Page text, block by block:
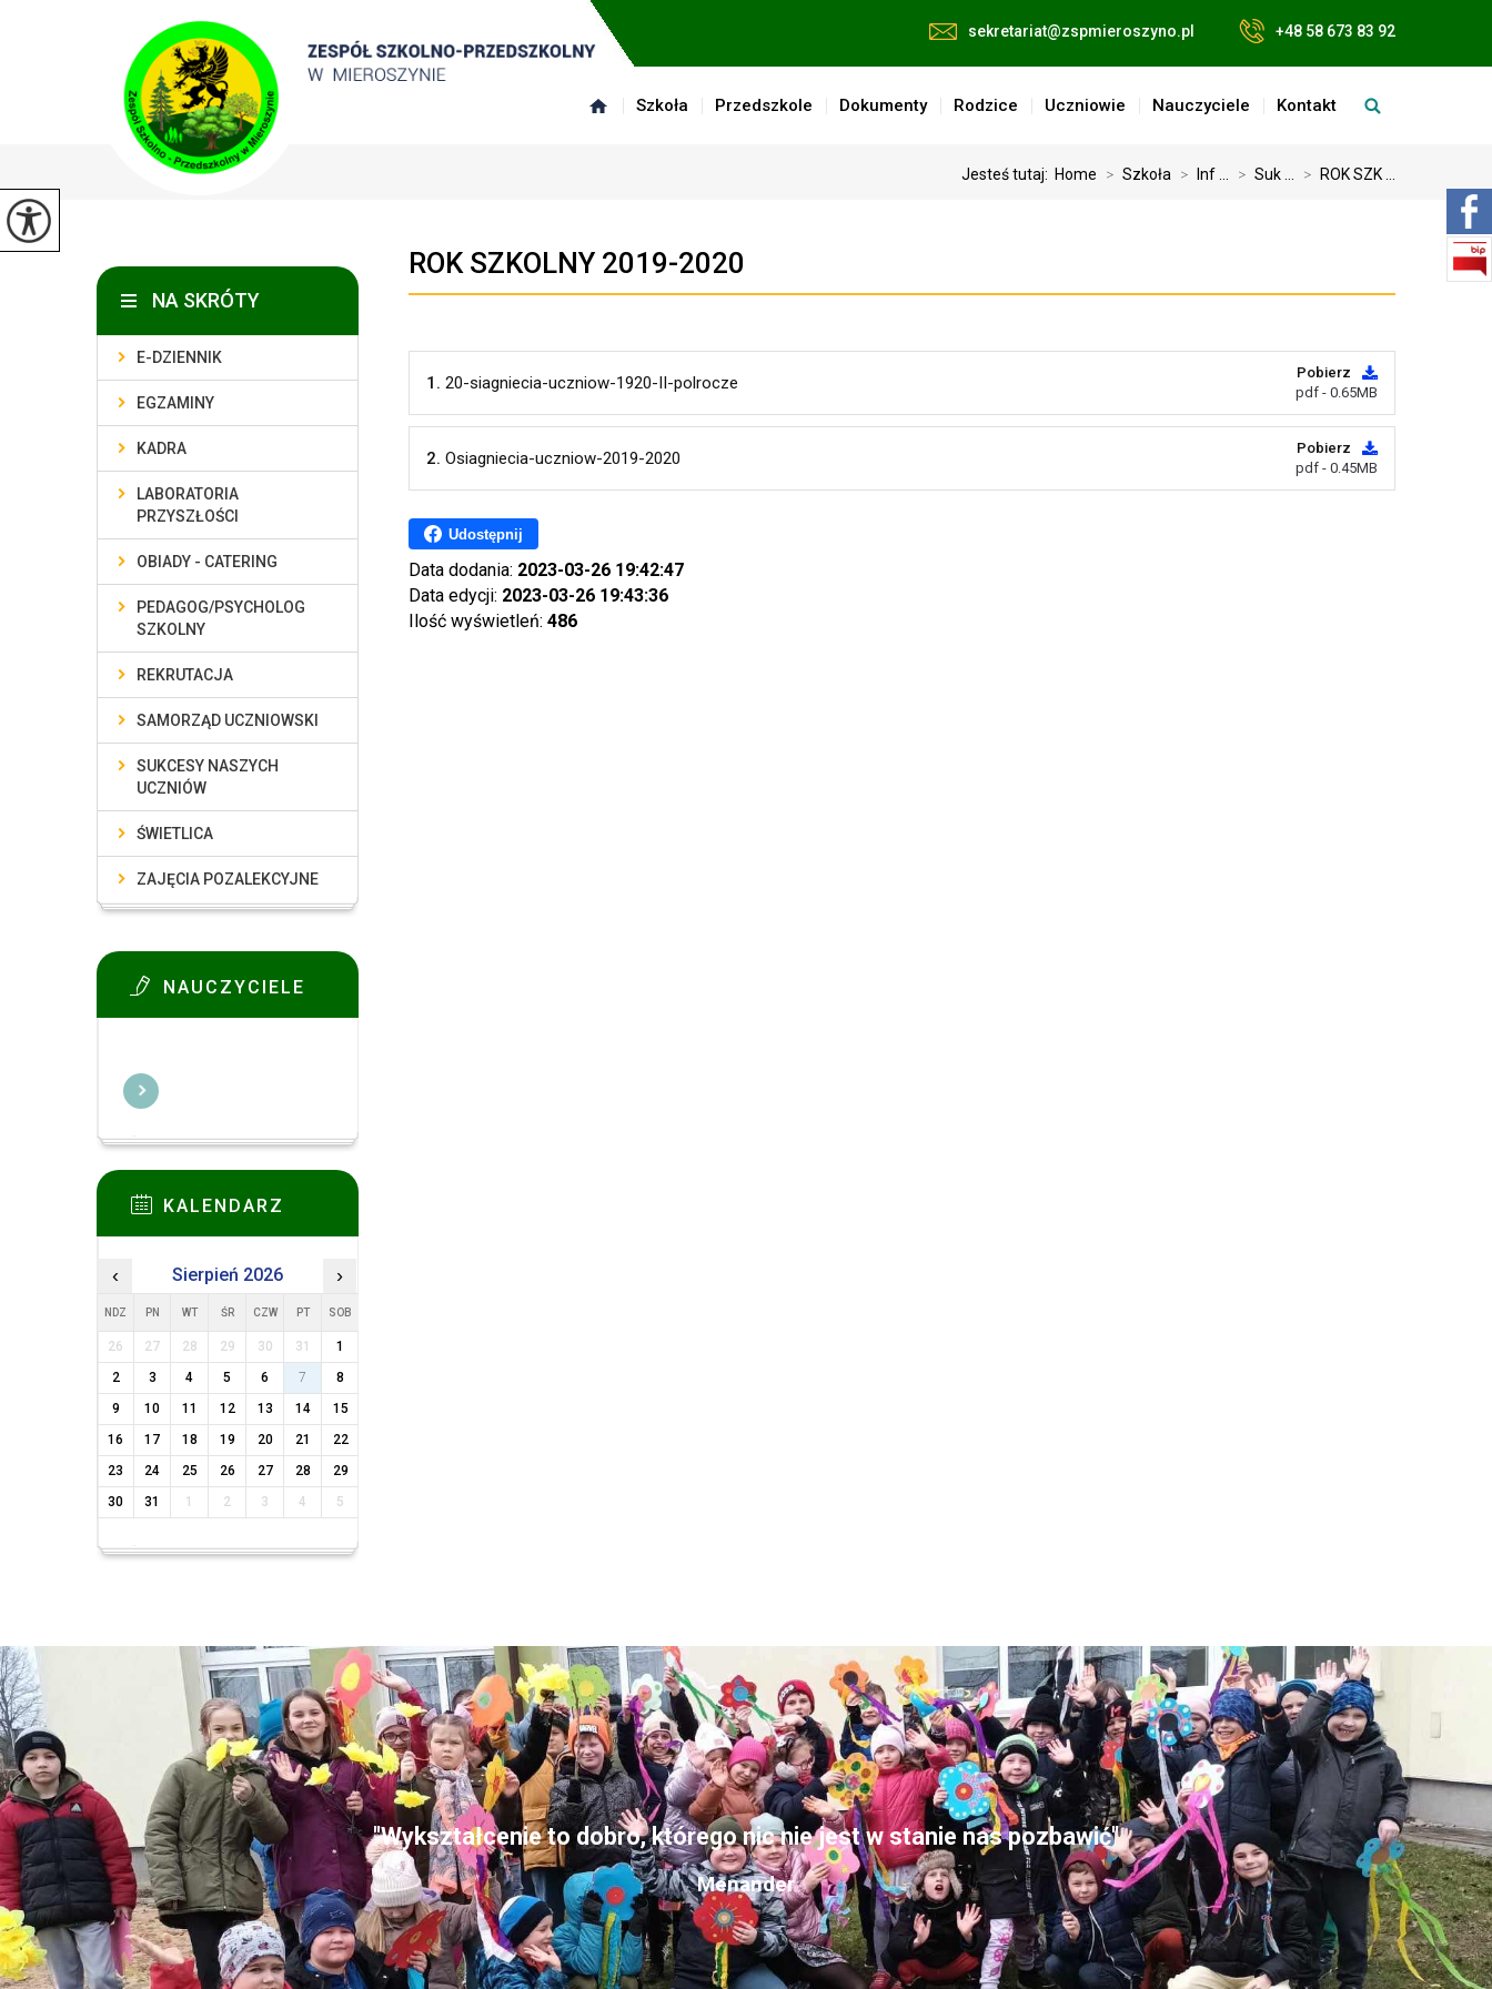
sekretariat@zspmieroszyno.pl +48 58 673 83 92
Szkoła Przedszkole Dokumenty Rodzice Uczniowie Nauczyciele Kontakt
Jesteś tutaj: Home > Szkoła > Inf ... > Suk ... > ROK SZK ...
ROK SZKOLNY 2019-2020
1. 20-siagniecia-uczniow-1920-II-polrocze
Pobierz
pdf - 0.65MB
2. Osiagniecia-uczniow-2019-2020
Pobierz
pdf - 0.45MB
Udostępnij
Data dodania: 2023-03-26 19:42:47
Data edycji: 2023-03-26 19:43:36
Ilość wyświetleń: 486
NA SKRÓTY
E-DZIENNIK
EGZAMINY
KADRA
LABORATORIA
PRZYSZŁOŚCI
OBIADY - CATERING
PEDAGOG/PSYCHOLOG
SZKOLNY
REKRUTACJA
SAMORZĄD UCZNIOWSKI
SUKCESY NASZYCH
UCZNIÓW
ŚWIETLICA
ZAJĘCIA POZALEKCYJNE
NAUCZYCIELE
KALENDARZ
‹ Sierpień 2026 ›
NDZ PN WT ŚR CZW PT SOB
26 27 28 29 30 31
1
2
3 4 5 6 7
8
9
10 11 12 13 14
15
16
17 18 19 20 21
22
23
24 25 26 27 28
29
30
31 1 2 3 4 5
"Wykształcenie to dobro, którego nic nie jest w stanie nas pozbawić"
Menander